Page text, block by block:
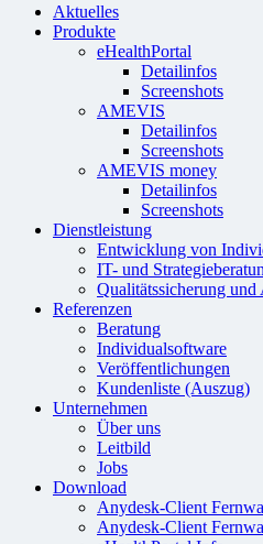
Aktuelles
Produkte
eHealthPortal
Detailinfos
Screenshots
AMEVIS
Detailinfos
Screenshots
AMEVIS money
Detailinfos
Screenshots
Dienstleistung
Entwicklung von
IT- und
Qualitätssicherung und
Referenzen
Beratung
Individualsoftware
Veröffentlichungen
Kundenliste (Auszug)
Unternehmen
Über uns
Leitbild
Jobs
Download
Anydesk-Client
Anydesk-Client